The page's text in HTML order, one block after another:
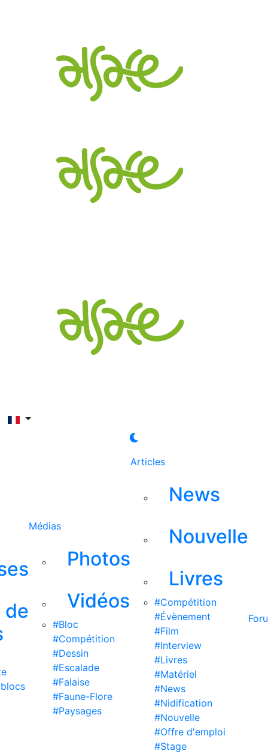
de
Médias
Photos
Vidéos
#Bloc
#Compétition
#Dessin
#Escalade
#Falaise
#Faune-Flore
#Paysages
Articles
News
Nouvelle
Livres
#Compétition
#Évènement
#Film
#Interview
#Livres
#Matériel
#News
#Nidification
#Nouvelle
#Offre d'emploi
#Stage